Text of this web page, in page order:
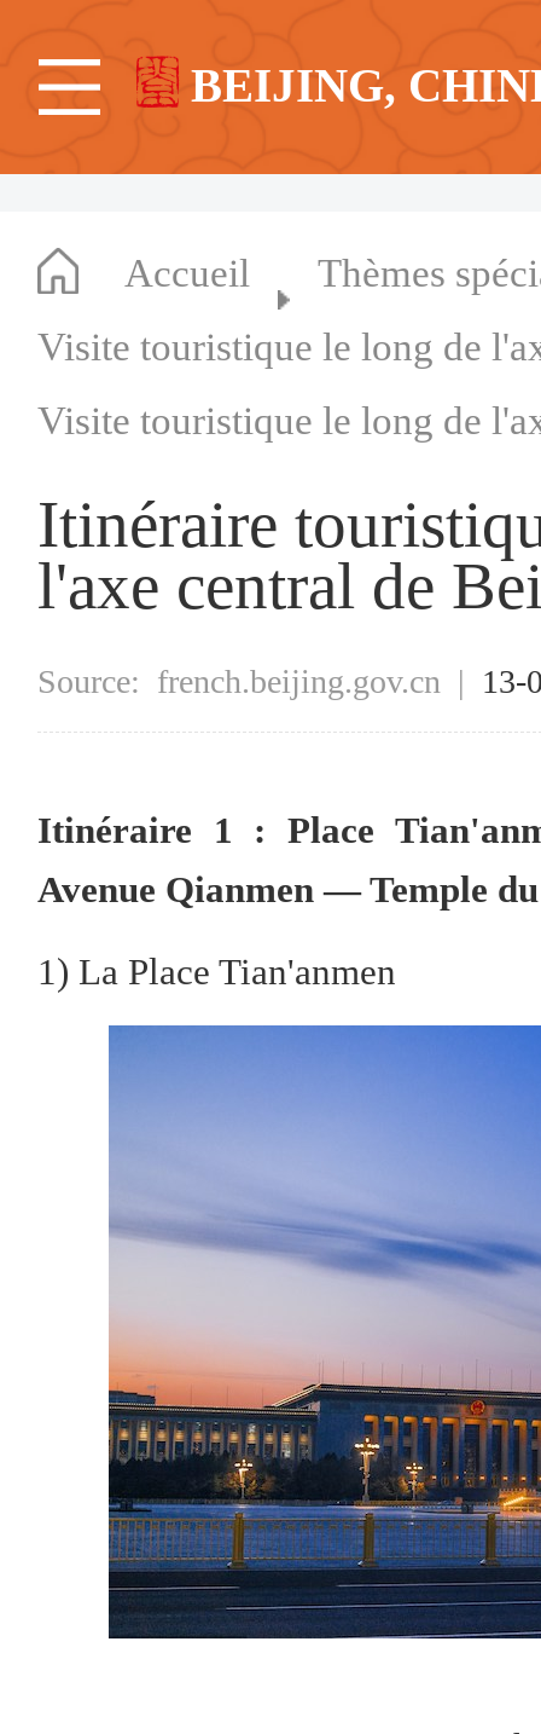
BEIJING,
Accueil
Thèmes
Visite touristique le long de
Visite touristique le long de
Itinéraire
l'axe central de
Source: french.beijing.gov.cn |
Itinéraire 1 : Place
Avenue Qianmen — Temple
1) La Place Tian'anmen